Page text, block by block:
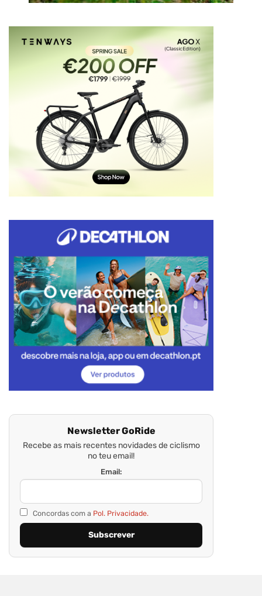
Newsletter GoRide
Recebe as mais recentes novidades de ciclismo
no teu email!
Email:
Concordas com a Pol. Privacidade.